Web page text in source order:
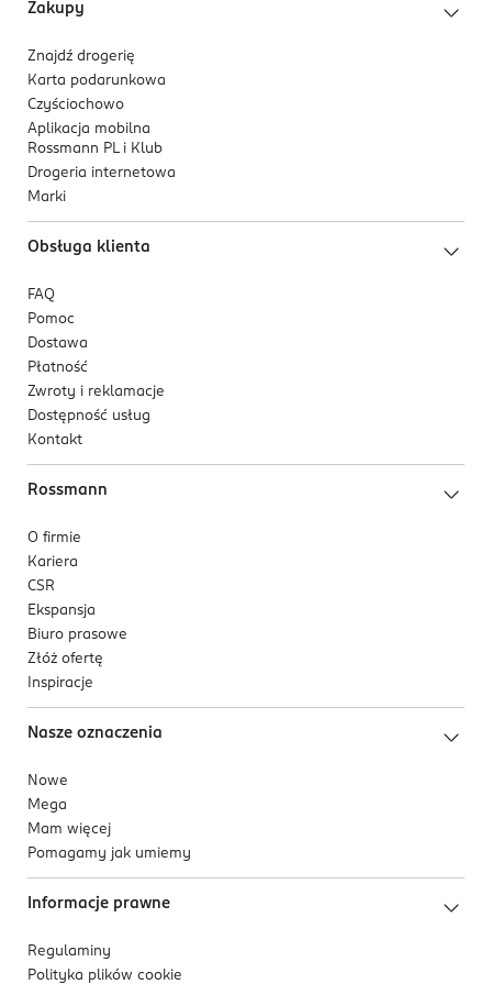
Zakupy
Znajdź drogerię
Karta podarunkowa
Czyściochowo
Aplikacja mobilna
Rossmann PL i Klub
Drogeria internetowa
Marki
Obsługa klienta
FAQ
Pomoc
Dostawa
Płatność
Zwroty i reklamacje
Dostępność usług
Kontakt
Rossmann
O firmie
Kariera
CSR
Ekspansja
Biuro prasowe
Złóż ofertę
Inspiracje
Nasze oznaczenia
Nowe
Mega
Mam więcej
Pomagamy jak umiemy
Informacje prawne
Regulaminy
Polityka plików cookie